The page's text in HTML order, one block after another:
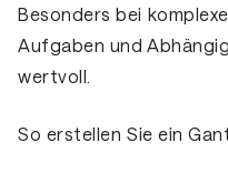
Besonders bei
Aufgaben und
wertvoll.
So erstellen Sie ein